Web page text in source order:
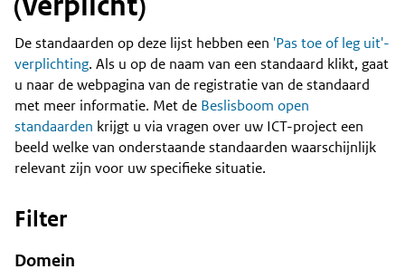
Content
De standaarden op deze lijst hebben een 'Pas toe of leg uit'-
verplichting. Als u op de naam van een standaard klikt, gaat
u naar de webpagina van de registratie van de standaard
met meer informatie. Met de Beslisboom open
standaarden krijgt u via vragen over uw ICT-project een
beeld welke van onderstaande standaarden waarschijnlijk
relevant zijn voor uw specifieke situatie.
Filter
Domein